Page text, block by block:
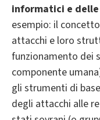
informatici e
esempio: il
attacchi e loro
funzionamento dei
componente
gli strumenti di
degli attacchi alle